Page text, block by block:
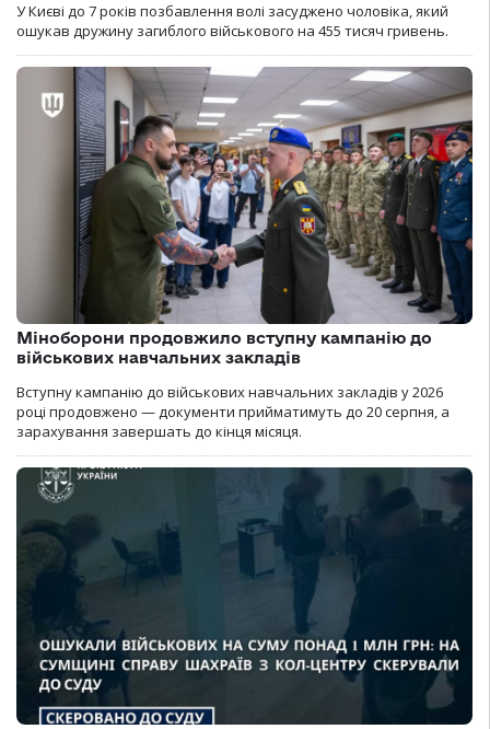
У Києві до 7 років позбавлення волі засуджено чоловіка, який
ошукав дружину загиблого військового на 455 тисяч гривень.
Міноборони продовжило вступну кампанію до
військових навчальних закладів
Вступну кампанію до військових навчальних закладів у 2026
році продовжено — документи прийматимуть до 20 серпня, а
зарахування завершать до кінця місяця.